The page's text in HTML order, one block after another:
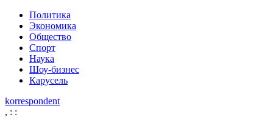
Политика
Экономика
Общество
Спорт
Наука
Шоу-бизнес
Карусель
korrespondent
, : :